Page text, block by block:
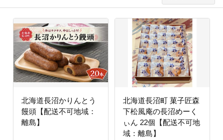
北海道長沼かりんとう
饅頭【配送不可地域：
離島】
北海道長沼町 菓子匠森
下松風庵の長沼めーく
ぃん 22個【配送不可地
域：離島】